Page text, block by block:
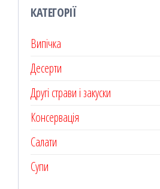
КАТЕГОРІЇ
Випічка
Десерти
Другі страви і закуски
Консервація
Салати
Супи